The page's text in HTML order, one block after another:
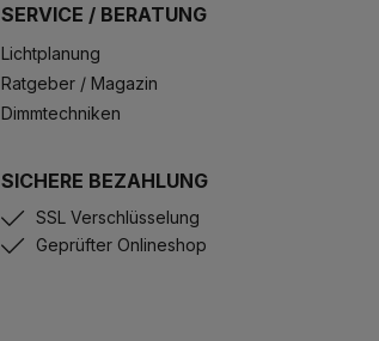
SERVICE / BERATUNG
Lichtplanung
Ratgeber / Magazin
Dimmtechniken
SICHERE BEZAHLUNG
SSL Verschlüsselung
Geprüfter Onlineshop